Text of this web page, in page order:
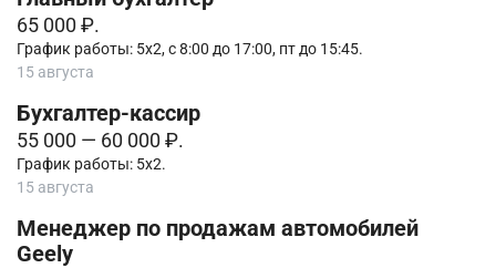
65 000 ₽.
График работы: 5х2, с 8:00 до 17:00, пт до 15:45.
15 августа
Бухгалтер-кассир
55 000 — 60 000 ₽.
График работы: 5х2.
15 августа
Менеджер по продажам автомобилей
Geely